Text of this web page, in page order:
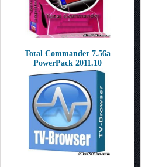
Total Commander 7.56a
PowerPack 2011.10